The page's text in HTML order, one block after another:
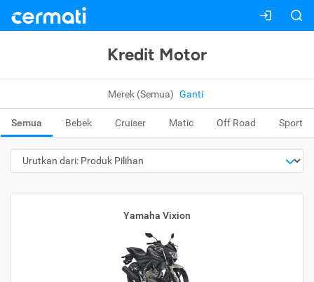
Kredit Motor
Merek (Semua) Ganti
Semua Bebek Cruiser Matic Off Road Sport
Yamaha Vixion